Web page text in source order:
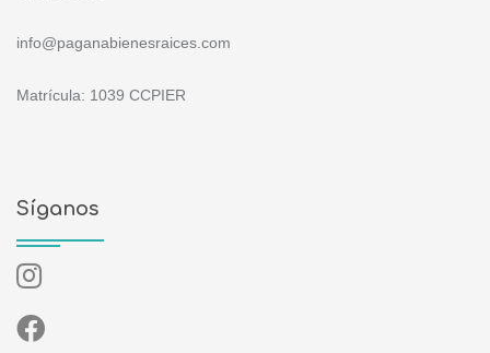
info@paganabienesraices.com
Matrícula: 1039 CCPIER
Síganos